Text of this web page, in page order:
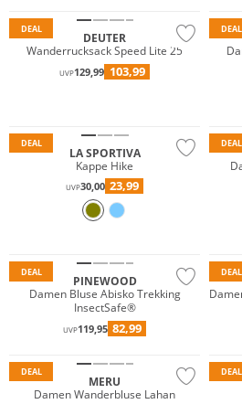
DEAL
DEUTER
Wanderrucksack Speed Lite 25
UVP129,99 103,99
DEAL
DEAL
LA SPORTIVA
Kappe Hike
UVP30,00 23,99
DEAL
DEAL
PINEWOOD
Damen Bluse Abisko Trekking
InsectSafe®
UVP119,95 82,99
DEAL
DEAL
MERU
Damen Wanderbluse Lahan
DEAL